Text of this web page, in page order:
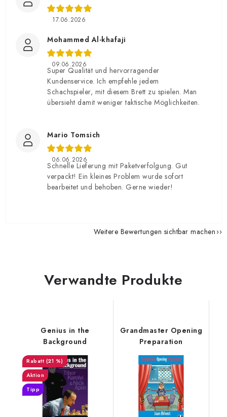
17.06.2026
Mohammed Al-khafaji
09.06.2026
Super Qualität und hervorragender
Kundenservice. Ich empfehle jedem
Schachspieler, mit diesem Brett zu spielen. Man
übersieht damit weniger taktische Möglichkeiten.
Mario Tomsich
06.06.2026
Schnelle Lieferung mit Paketverfolgung. Gut
verpackt! Ein kleines Problem wurde sofort
bearbeitet und behoben. Gerne wieder!
Weitere Bewertungen sichtbar machen
Verwandte Produkte
Genius in the
Background
(21 %)
Aktion
Tipp
Grandmaster Opening
Preparation